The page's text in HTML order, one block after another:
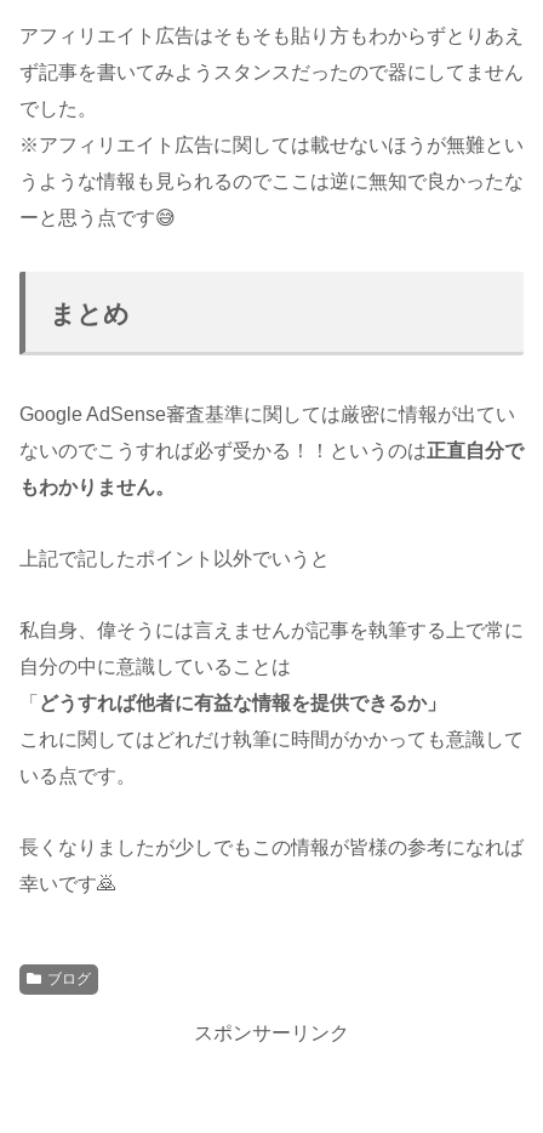
アフィリエイト広告はそもそも貼り方もわからずとりあえ
ず記事を書いてみようスタンスだったので器にしてません
でした。
※アフィリエイト広告に関しては載せないほうが無難とい
うような情報も見られるのでここは逆に無知で良かったな
ーと思う点です😅
まとめ
Google AdSense審査基準に関しては厳密に情報が出てい
ないのでこうすれば必ず受かる！！というのは正直自分で
もわかりません。
上記で記したポイント以外でいうと
私自身、偉そうには言えませんが記事を執筆する上で常に
自分の中に意識していることは
「 どうすれば他者に有益な情報を提供できるか」
これに関してはどれだけ執筆に時間がかかっても意識して
いる点です。
長くなりましたが少しでもこの情報が皆様の参考になれば
幸いです🙇
ブログ
スポンサーリンク